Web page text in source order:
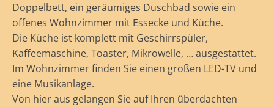
Doppelbett, ein geräumiges Duschbad sowie ein
offenes Wohnzimmer mit Essecke und Küche.
Die Küche ist komplett mit Geschirrspüler,
Kaffeemaschine, Toaster, Mikrowelle, … ausgestattet.
Im Wohnzimmer finden Sie einen großen LED-TV und
eine Musikanlage.
Von hier aus gelangen Sie auf Ihren überdachten